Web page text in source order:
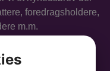
foredragsholdere,
m.m.